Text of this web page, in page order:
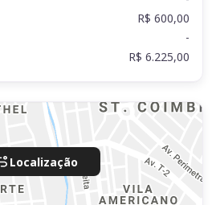
R$ 600,00
-
R$ 6.225,00
Localização